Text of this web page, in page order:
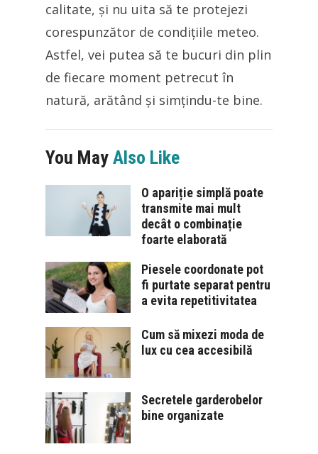
calitate, și nu uita să te protejezi
corespunzător de condițiile meteo.
Astfel, vei putea să te bucuri din plin
de fiecare moment petrecut în
natură, arătând și simțindu-te bine.
You May Also Like
O apariție simplă poate
transmite mai mult
decât o combinație
foarte elaborată
Piesele coordonate pot
fi purtate separat pentru
a evita repetitivitatea
Cum să mixezi moda de
lux cu cea accesibilă
Secretele garderobelor
bine organizate